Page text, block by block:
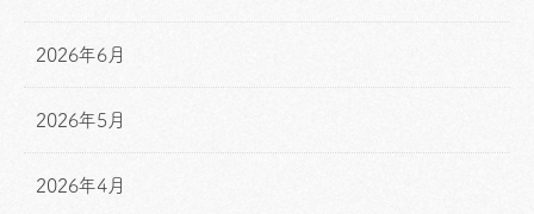
2026年6月
2026年5月
2026年4月